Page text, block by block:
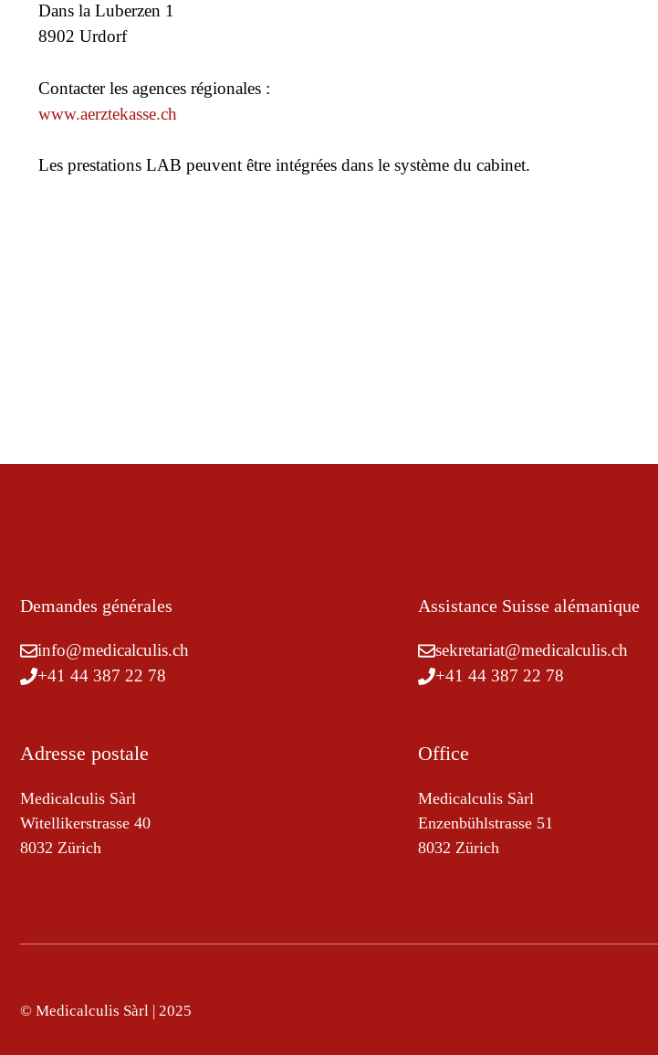
Dans la Luberzen 1
8902 Urdorf
Contacter les agences régionales :
www.aerztekasse.ch
Les prestations LAB peuvent être intégrées dans le système du cabinet.
Demandes générales
info@medicalculis.ch
+41 44 387 22 78
Adresse postale
Medicalculis Sàrl
Witellikerstrasse 40
8032 Zürich
Assistance Suisse alémanique
sekretariat@medicalculis.ch
+41 44 387 22 78
Office
Medicalculis Sàrl
Enzenbühlstrasse 51
8032 Zürich
© Medicalculis Sàrl | 2025